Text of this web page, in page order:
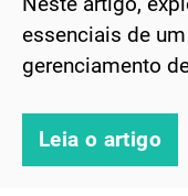
essenciais de
gerenciamento
Leia o artigo